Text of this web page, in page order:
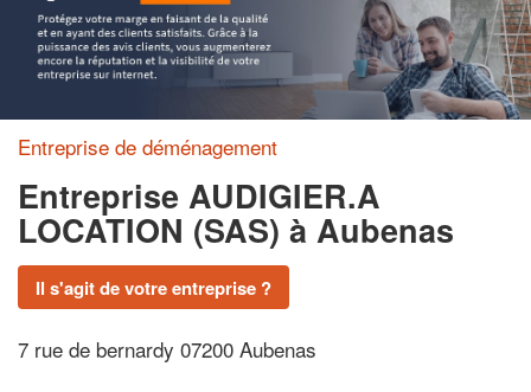
Entreprise de déménagement
Entreprise AUDIGIER.A
LOCATION (SAS) à Aubenas
Il s'agit de votre entreprise ?
7 rue de bernardy 07200 Aubenas